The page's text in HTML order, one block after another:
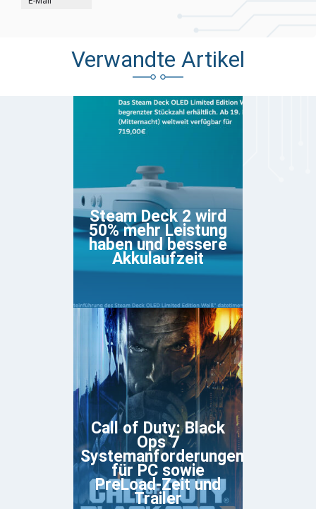
Verwandte Artikel
Steam Deck 2 wird
50% mehr Leistung
haben und bessere
Akkulaufzeit
Call of Duty: Black
Ops 7
Systemanforderungen
für PC sowie
PreLoad-Zeit und
Trailer